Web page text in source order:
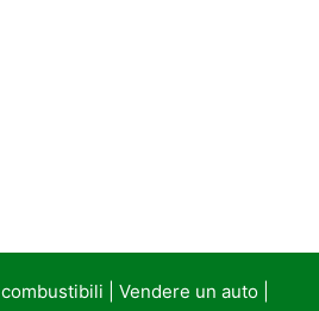
combustibili Vendere un auto|